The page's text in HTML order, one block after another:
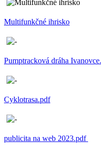
Multifunkčné ihrisko
Pumptracková dráha
Cyklotrasa.pdf
publicita na web 2023.pdf